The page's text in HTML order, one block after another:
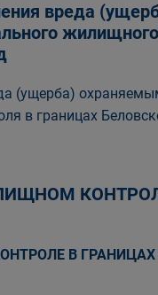
вреда
(ущерба)
в границах
В ГРАНИЦАХ